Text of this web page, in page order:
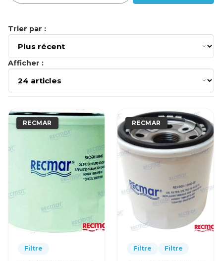
Trier par :
Afficher :
RECMAR
Filtre
RECMAR
Filtre Filtre